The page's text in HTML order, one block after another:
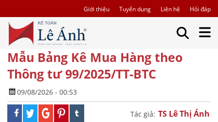
Giới thiệu Tuyển dụng Liên hệ Hỏi đáp
Mẫu Bảng Kê Mua Hàng theo
Thông tư 99/2025/TT-BTC
09/08/2026 - 00:53
Tác giả: TS Lê Thị Ánh